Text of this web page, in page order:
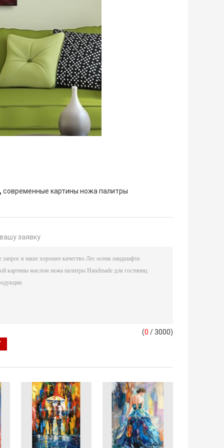
, современные картины ножа палитры
заявку
(0 / 3000)